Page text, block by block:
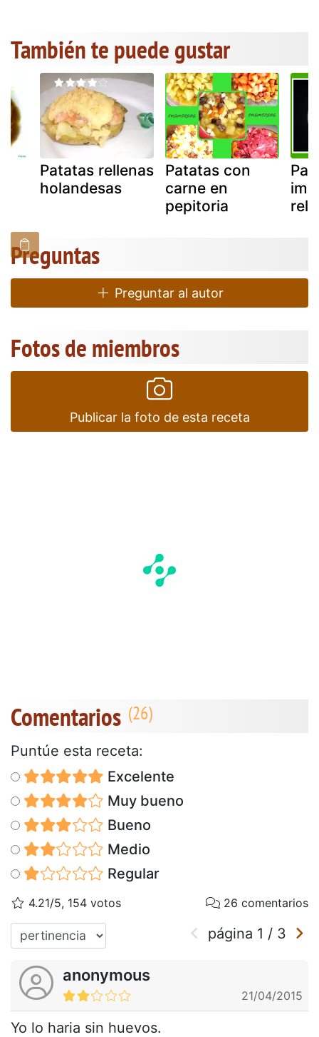
También te puede gustar
Patatas rellenas
holandesas
Patatas con
carne en
pepitoria
Preguntas
Preguntar al autor
Fotos de miembros
Publicar la foto de esta receta
Comentarios
Puntúe esta receta:
Excelente
Muy bueno
Bueno
Medio
Regular
4.21/5, 154 votos 26 comentarios
página 1 / 3
anonymous
21/04/2015
Yo lo haria sin huevos.